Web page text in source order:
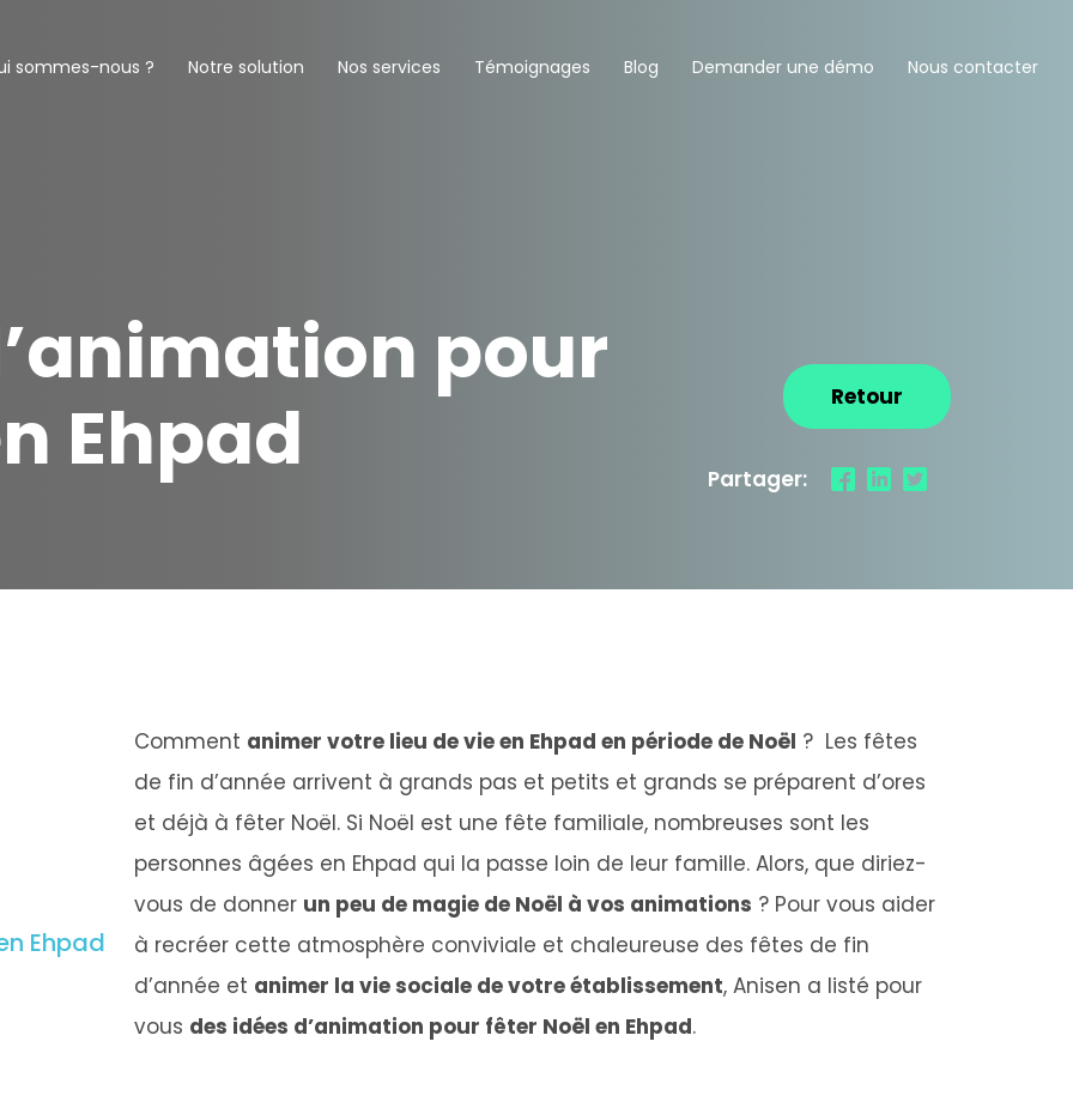
sommes-nous ? Notre solution Nos services Témoignages Blog Demander une démo Nous contacter
pour
Ehpad
Retour
Partager:
Ehpad
Comment animer votre lieu de vie en Ehpad en période de Noël ? Les fêtes
de fin d’année arrivent à grands pas et petits et grands se préparent d’ores
et déjà à fêter Noël. Si Noël est une fête familiale, nombreuses sont les
personnes âgées en Ehpad qui la passe loin de leur famille. Alors, que diriez-
vous de donner un peu de magie de Noël à vos animations ? Pour vous aider
à recréer cette atmosphère conviviale et chaleureuse des fêtes de fin
d’année et animer la vie sociale de votre établissement, Anisen a listé pour
vous des idées d’animation pour fêter Noël en Ehpad.